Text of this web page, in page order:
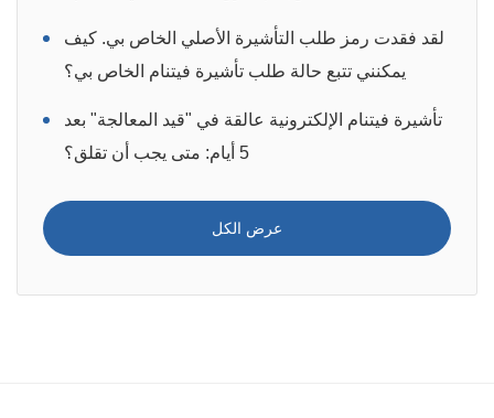
لقد فقدت رمز طلب التأشيرة الأصلي الخاص بي. كيف
يمكنني تتبع حالة طلب تأشيرة فيتنام الخاص بي؟
تأشيرة فيتنام الإلكترونية عالقة في "قيد المعالجة" بعد
5 أيام: متى يجب أن تقلق؟
عرض الكل